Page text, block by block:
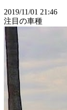
2019/11/01 21:46
注目の車種